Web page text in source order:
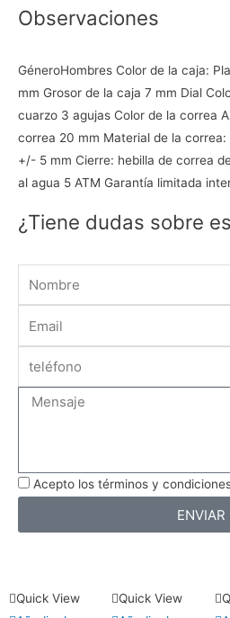
Observaciones
GéneroHombres Color de la caja:
mm Grosor de la caja 7 mm Dial
cuarzo 3 agujas Color de la correa
correa 20 mm Material de la
+/- 5 mm Cierre: hebilla de correa
al agua 5 ATM Garantía limitada
¿Tiene dudas sobre
Message
Acepto los términos y
ENVIAR
Quick View
Quick View